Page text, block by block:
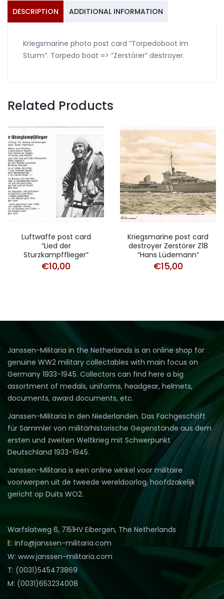
quantity
DESCRIPTION ADDITIONAL INFORMATION
Kriegsmarine photo post card “Torpedoboot im
Sturm”. Torpedo boat => “Zerstörer” destroyer.
Related Products
Luftwaffe post card
“Lied der
Sturzkampfflieger”
€10,00
Kriegsmarine post card
destroyer Zerstörer Z18
“Hans Lüdemann”
€15,00
Janssen-Militaria in the Netherlands is an online shop for
genuine WW2 military collectables with main focus on
Germany 1933-1945. Collectors can find here a big
assortment of medals, uniforms, headgear, helmets,
documents, award documents, etc.
Janssen-Militaria in den Niederlanden. Das Fachgeschäft
für Sammler von militärhistorische Gegenstände aus dem
ersten und zweiten Weltkrieg mit Schwerpunkt
Deutschland 1933-1945.
Janssen-Militaria is een online winkel voor militaire
voorwerpen uit de tweede wereldoorlog, hoofdzakelijk
gericht op Duits WO2.
Warfslatweg 6, 7151HV Eibergen, The Netherlands
E: info@janssen-militaria.com
W: www.janssen-militaria.com
T: (0031)545473869
M: (0031)653234008